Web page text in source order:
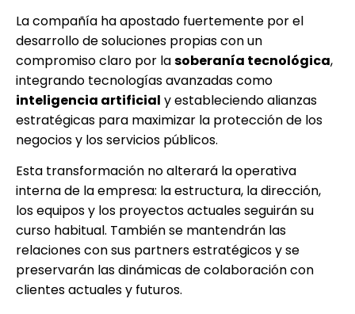
La compañía ha apostado fuertemente por el
desarrollo de soluciones propias con un
compromiso claro por lasoberanía tecnológica,
integrando tecnologías avanzadas como
inteligencia artificial y estableciendo alianzas
estratégicas para maximizar la protección de los
negocios y los servicios públicos.
Esta transformación no alterará la operativa
interna de la empresa: la estructura, la dirección,
los equipos y los proyectos actuales seguirán su
curso habitual. También se mantendrán las
relaciones con sus partners estratégicos y se
preservarán las dinámicas de colaboración con
clientes actuales y futuros.